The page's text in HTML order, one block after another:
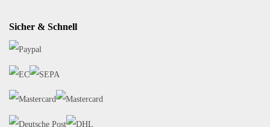
Sicher & Schnell